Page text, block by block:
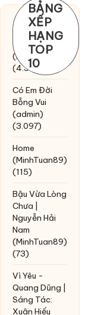
BẢNG
XẾP
HẠNG
TOP
10
Chờ một
tiếng yêu
(MinhTuan89)
(4.393)
Có Em Đời
Bỗng Vui
(admin)
(3.097)
Home
(MinhTuan89)
(115)
Bậu Vừa Lòng
Chưa |
Nguyễn Hải
Nam
(MinhTuan89)
(73)
Vì Yêu -
Quang Dũng |
Sáng Tác:
Xuân Hiếu